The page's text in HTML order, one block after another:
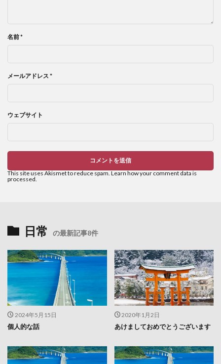
名前*
メールアドレス *
ウェブサイト
This site uses Akismet to reduce spam. Learn how your comment data is
processed.
日常 の最新記事8件
2024年5月15日
個人的な話
2020年1月2日
あけましておめでとうございます